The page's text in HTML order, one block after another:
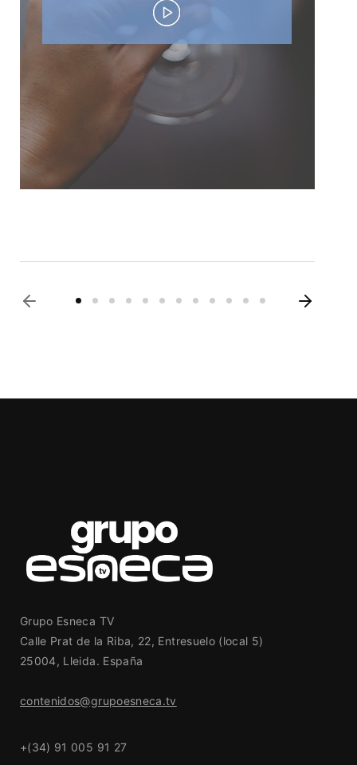
Grupo Esneca TV
Calle Prat de la Riba, 22, Entresuelo (local 5)
25004, Lleida. España
contenidos@grupoesneca.tv
+(34) 91 005 91 27